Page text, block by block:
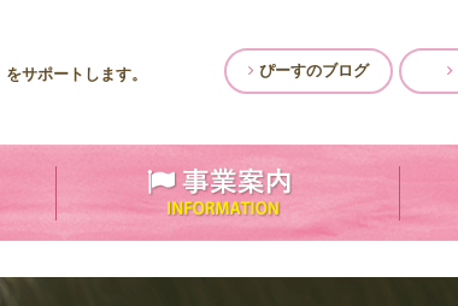
サポートします。 ぴーすのブログ